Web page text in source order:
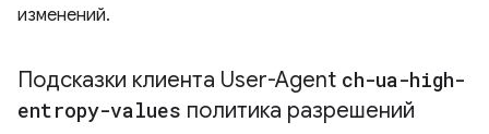
изменений.
Подсказки клиента User-Agent ch-ua-high-
entropy-values ​​политика разрешений